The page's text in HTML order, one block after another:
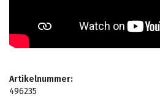
Artikelnummer:
496235